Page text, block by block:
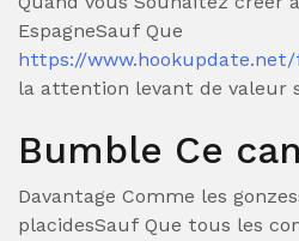
EspagneSauf Que
https://
la attention levant de valeur
Bumble Ce
Davantage Comme les
placidesSauf Que tous les